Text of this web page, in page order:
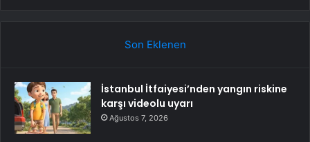
Son Eklenen
İstanbul İtfaiyesi’nden yangın riskine
karşı videolu uyarı
Ağustos 7, 2026